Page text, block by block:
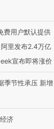
费用户默认提供
里发布2.4万亿
宣布即将涨价
季节性承压 新增
济